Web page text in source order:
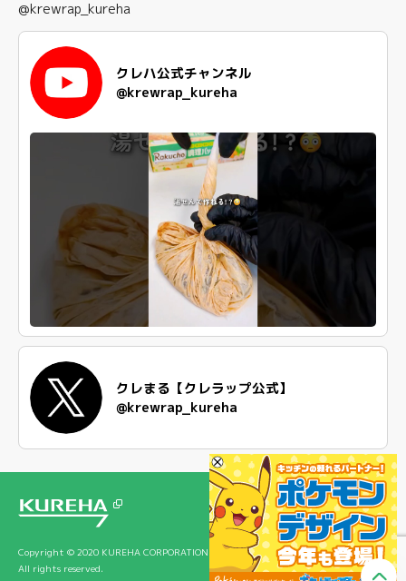
@krewrap_kureha
クレハ公式チャンネル
@krewrap_kureha
クレまる【クレラップ公式】
@krewrap_kureha
Copyright © 2020 KUREHA CORPORATION
All rights reserved.